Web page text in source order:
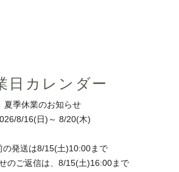
日カレンダー
夏季休業のお知らせ
8/16(日)～ 8/20(木)
の発送は8/15(土)10:00まで
のご返信は、8/15(土)16:00まで